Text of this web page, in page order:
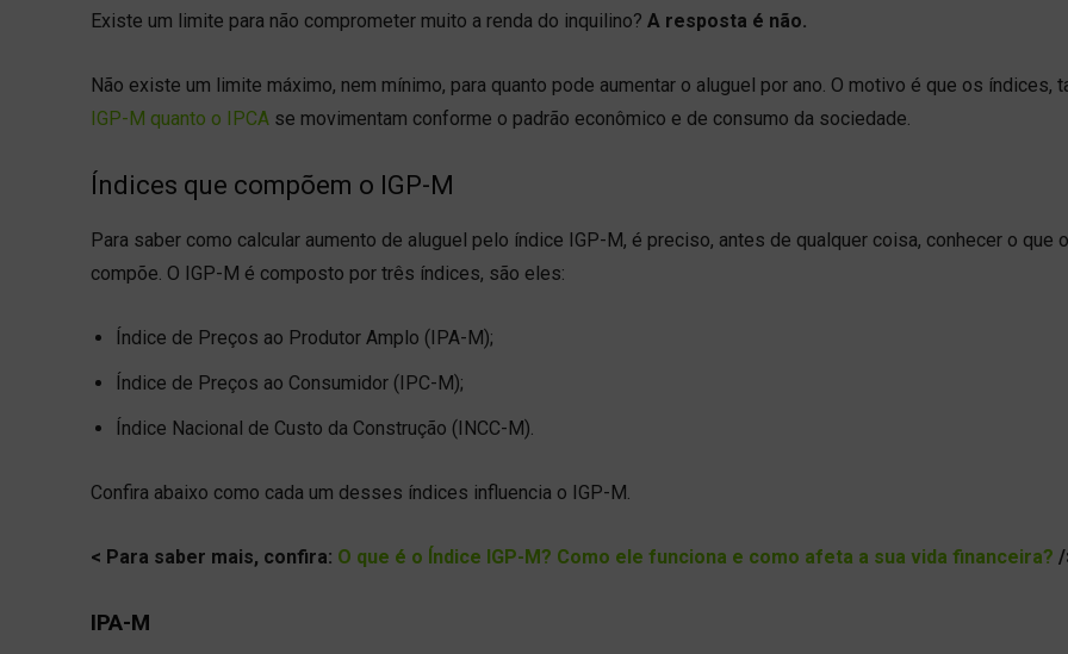
Existe um limite para não comprometer muito a renda do inquilino? A resposta é não.
Não existe um limite máximo, nem mínimo, para quanto pode aumentar o aluguel por ano. O motivo é que os índices,
IGP-M quanto o IPCA se movimentam conforme o padrão econômico e de consumo da sociedade.
Índices que compõem o IGP-M
Para saber como calcular aumento de aluguel pelo índice IGP-M, é preciso, antes de qualquer coisa, conhecer o que o
compõe. O IGP-M é composto por três índices, são eles:
Índice de Preços ao Produtor Amplo (IPA-M);
Índice de Preços ao Consumidor (IPC-M);
Índice Nacional de Custo da Construção (INCC-M).
Confira abaixo como cada um desses índices influencia o IGP-M.
< Para saber mais, confira: O que é o Índice IGP-M? Como ele funciona e como afeta a sua vida financeira? /
IPA-M